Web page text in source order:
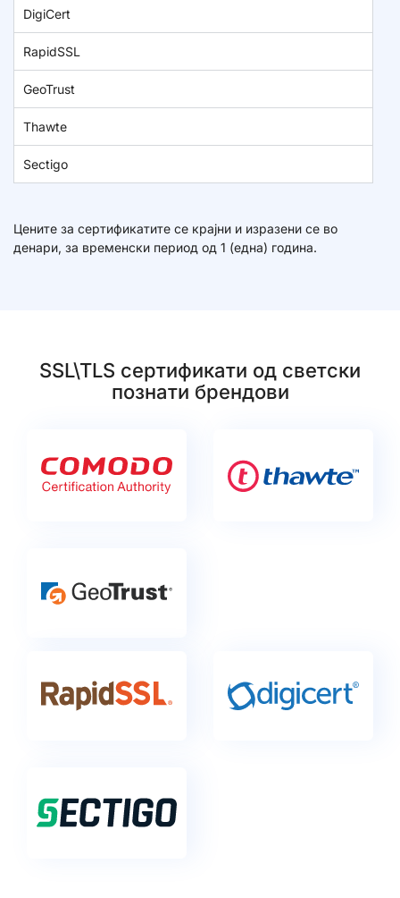
DigiCert
RapidSSL
GeoTrust
Thawte
Sectigo
Цените за сертификатите се крајни и изразени се во
денари, за временски период од 1 (една) година.
SSL\TLS сертификати од светски
познати брендови